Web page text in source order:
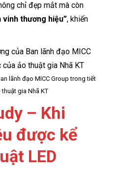
chỉ đẹp mắt mà còn
vinh thương hiệu”, khiến
lãnh đạo MICC Group trong tiết
gia Nhã KT
– Khi
được kể
LED